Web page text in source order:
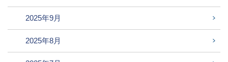
2025年9月
2025年8月